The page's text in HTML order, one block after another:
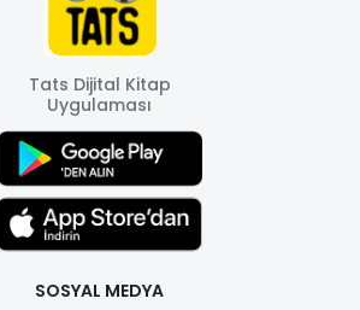
Tats Dijital Kitap
Uygulaması
SOSYAL MEDYA